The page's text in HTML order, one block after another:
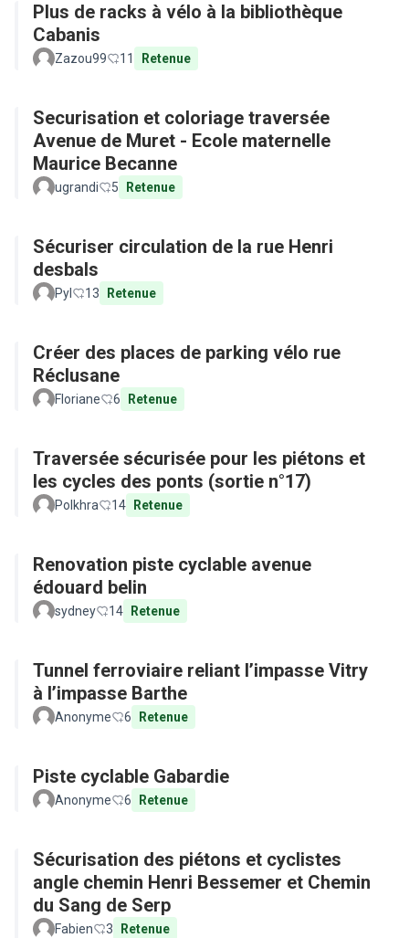
Plus de racks à vélo à la bibliothèque
Cabanis
Zazou99 11 Retenue
Securisation et coloriage traversée
Avenue de Muret - Ecole maternelle
Maurice Becanne
ugrandi 5 Retenue
Sécuriser circulation de la rue Henri
desbals
Pyl 13 Retenue
Créer des places de parking vélo rue
Réclusane
Floriane 6 Retenue
Traversée sécurisée pour les piétons et
les cycles des ponts (sortie n°17)
Polkhra 14 Retenue
Renovation piste cyclable avenue
édouard belin
sydney 14 Retenue
Tunnel ferroviaire reliant l’impasse Vitry
à l’impasse Barthe
Anonyme 6 Retenue
Piste cyclable Gabardie
Anonyme 6 Retenue
Sécurisation des piétons et cyclistes
angle chemin Henri Bessemer et Chemin
du Sang de Serp
Fabien 3 Retenue